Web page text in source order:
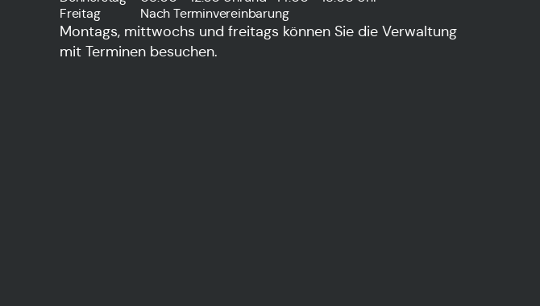
Freitag
Nach Terminvereinbarung
Montags, mittwochs und freitags können Sie die Verwaltung
mit Terminen besuchen.